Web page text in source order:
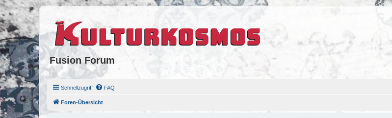
Fusion Forum
Schnellzugriff FAQ
Foren-Übersicht